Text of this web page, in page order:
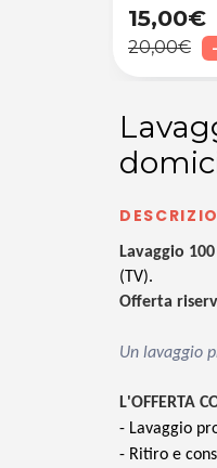
15,00€
20,00€
Lavaggio
(TV).
Offerta
Un lavaggio
L'OFFERTA
- Lavaggio
- Ritiro e